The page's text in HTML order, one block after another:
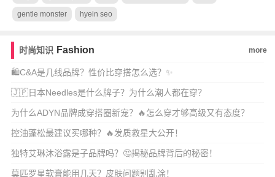
gentle monster hyein seo
时尚知识 Fashion more
🛍️C&A是几线品牌？性价比穿搭怎么选？✨
🇯🇵日本Needles是什么牌子？为什么潮人都在穿？
为什么ADYN品牌成穿搭圈新宠？🔥怎么穿才够高级又有态度？
控油蓬松最建议买哪种？🔥发质救星大公开！
独特艾琳沐浴露是子品牌吗？🤔揭秘品牌背后的秘密！
莫匹罗星软膏能用几天？皮肤问题别乱涂！